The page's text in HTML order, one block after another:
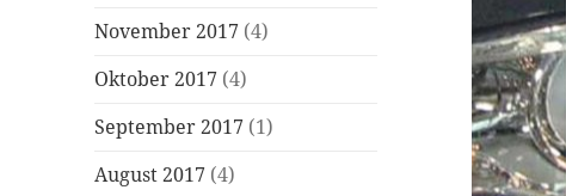
November 2017 (4)
Oktober 2017 (4)
September 2017 (1)
August 2017 (4)